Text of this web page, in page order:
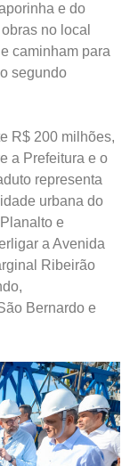
e do
no local
caminham para
segundo
R$ 200 milhões,
a Prefeitura e o
representa
urbana do
e
a Avenida
Ribeirão
Bernardo e